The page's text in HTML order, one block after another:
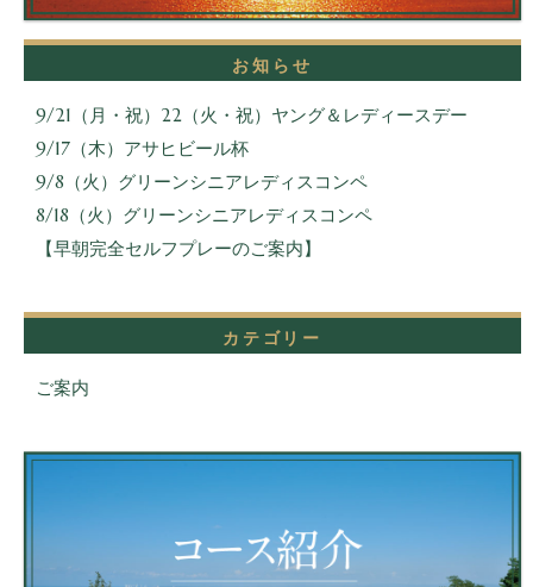
お知らせ
9/21（月・祝）22（火・祝）ヤング＆レディースデー
9/17（木）アサヒビール杯
9/8（火）グリーンシニアレディスコンペ
8/18（火）グリーンシニアレディスコンペ
【早朝完全セルフプレーのご案内】
カテゴリー
ご案内